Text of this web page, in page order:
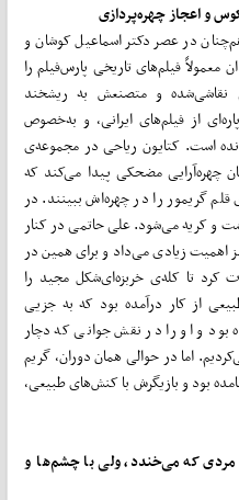
و اعجاز چهره‌پردازی
در عصر دکتر اسماعیل کوشان و
فیلم‌های تاریخی پارس‌فیلم را
نقاشی‌شده و متصنعش به ریشخند
از فیلم‌های ایرانی، و به‌خصوص
است. کتایون ریاحی در مجموعه‌ی
چهره‌آرایی مضحکی پیدا می‌کند که
گریمور را در چهره‌اش ببینند. در
و کریه می‌شود. علی حاتمی در کنار
اهمیت زیادی می‌داد و برای همین در
تا کله‌ی خربزه‌ای‌شکل مجید را
از کار درآمده بود که به جزیی
و او را در نقش جوانی که دچار
اما در حوالی همان دوران، گریم
بود و بازیگرش با کنش‌های طبیعی،
که می‌خندد، ولی با چشم‌ها و